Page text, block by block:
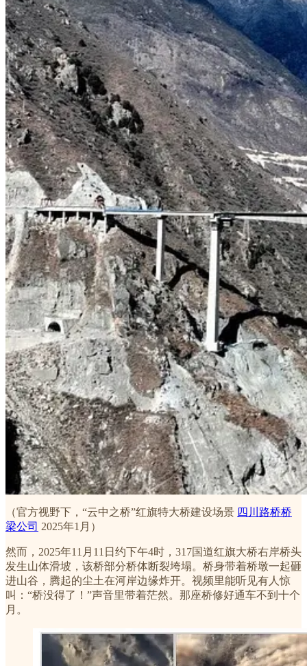
（官方视野下，“云中之桥”红旗特大桥建设场景 四川路桥桥
梁公司 2025年1月）
然而，2025年11月11日约下午4时，317国道红旗大桥右岸桥头
发生山体滑坡，该桥部分桥体断裂垮塌。桥身带着桥墩一起砸
进山谷，腾起的尘土在河岸边缘炸开。视频里能听见有人惊
叫：“桥没得了！”声音里带着茫然。那座桥修好通车不到十个
月。